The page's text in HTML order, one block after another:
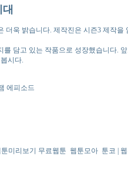
욱 밝습니다. 제작진은 시즌3 제작
담고 있는 작품으로 성장했습니다.
시다.
에피소드
미리보기 무료웹툰 웹툰모아 툰코 |